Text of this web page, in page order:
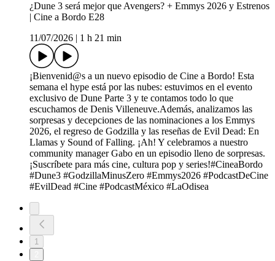
¿Dune 3 será mejor que Avengers? + Emmys 2026 y Estrenos
| Cine a Bordo E28
11/07/2026
1 h 21 min
¡Bienvenid@s a un nuevo episodio de Cine a Bordo! Esta
semana el hype está por las nubes: estuvimos en el evento
exclusivo de Dune Parte 3 y te contamos todo lo que
escuchamos de Denis Villeneuve.Además, analizamos las
sorpresas y decepciones de las nominaciones a los Emmys
2026, el regreso de Godzilla y las reseñas de Evil Dead: En
Llamas y Sound of Falling. ¡Ah! Y celebramos a nuestro
community manager Gabo en un episodio lleno de sorpresas.
¡Suscríbete para más cine, cultura pop y series!#CineaBordo
#Dune3 #GodzillaMinusZero #Emmys2026 #PodcastDeCine
#EvilDead #Cine #PodcastMéxico #LaOdisea
1